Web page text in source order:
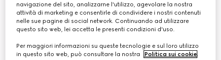
navigazione del sito, analizzarne l'utilizzo, agevolare la nostra
attività di marketing e consentirle di condividere i nostri contenuti
nelle sue pagine di social network. Continuando ad utilizzare
questo sito web, lei accetta le presenti condizioni d'uso.
Per maggiori informazioni su queste tecnologie e sul loro utilizzo
in questo sito web, può consultare la nostra
Politica sui cookie